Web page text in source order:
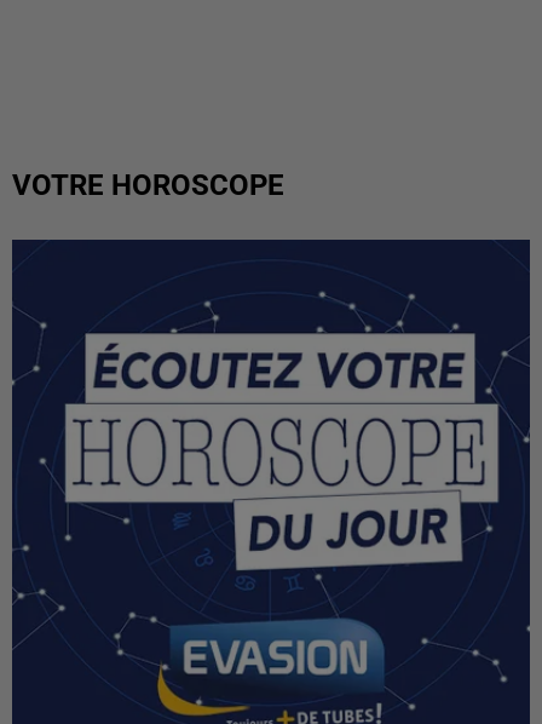
VOTRE HOROSCOPE